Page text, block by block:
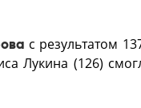
с результатом
Лукина (126)